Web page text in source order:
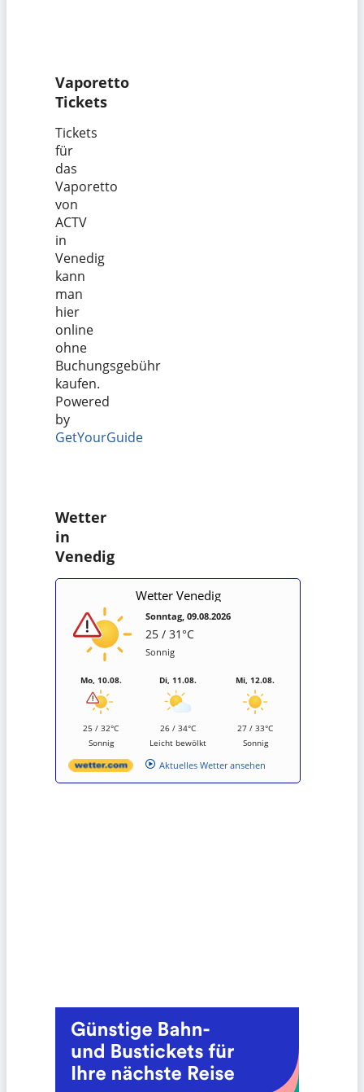
Vaporetto
Tickets
Tickets
für
das
Vaporetto
von
ACTV
in
Venedig
kann
man
hier
online
ohne
Buchungsgebühr
kaufen.
Powered
by
GetYourGuide
Wetter
in
Venedig
Wetter Venedig
Sonntag, 09.08.2026
25 / 31°C
Sonnig
Mo, 10.08.
25 / 32°C
Sonnig
Di, 11.08.
26 / 34°C
Leicht bewölkt
Mi, 12.08.
27 / 33°C
Sonnig
Aktuelles Wetter ansehen